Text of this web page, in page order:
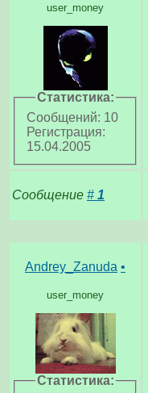
user_money
Статистика:
Сообщений: 10
Регистрация:
15.04.2005
Сообщение # 1
Andrey_Zanuda •
user_money
Статистика: